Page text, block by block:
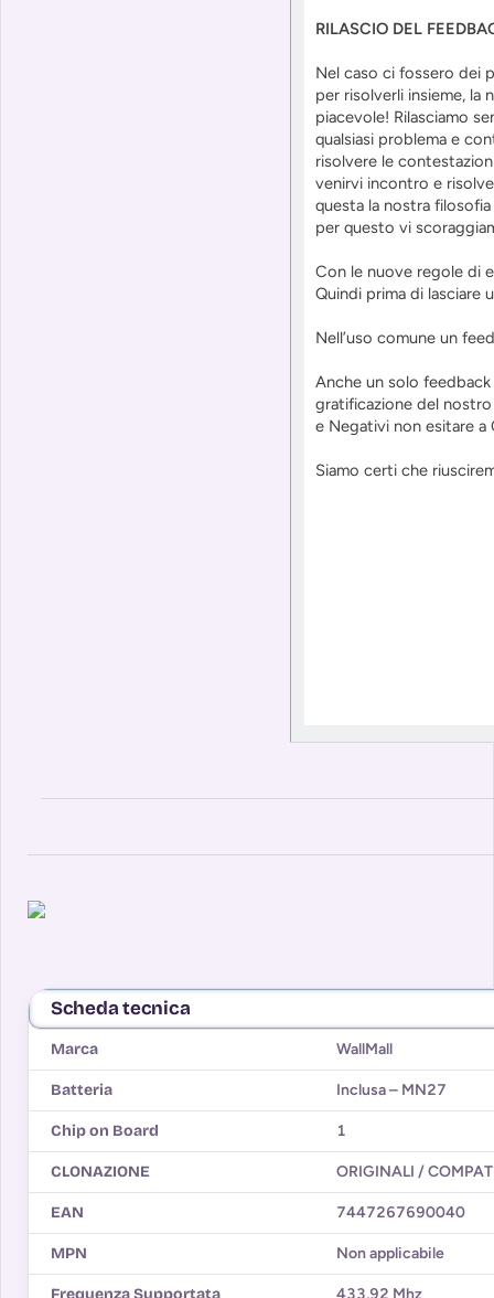
RILASCIO DEL
Nel caso ci fossero dei
per risolverli insieme, la
piacevole! Rilasciamo
qualsiasi problema e
risolvere le
venirvi incontro e
questa la nostra
per questo vi
Con le nuove regole di
Quindi prima di
Nell’uso comune un
Anche un solo
gratificazione del
e Negativi non esitare
Siamo certi che
Scheda tecnica
Marca WallMall
Batteria Inclusa – MN27
Chip on Board 1
CLONAZIONE ORIGINALI /
EAN 7447267690040
MPN Non applicabile
Frequenza Supportata 433,92 Mhz